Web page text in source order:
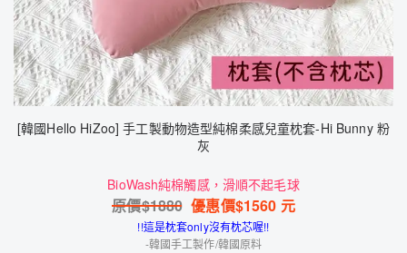
[韓國Hello HiZoo] 手工製動物造型純棉柔感兒童枕套-Hi Bunny 粉
灰
BioWash純棉觸感，滑順不起毛球
原價$1880 優惠價$1560 元
!!這是枕套only沒有枕芯喔!!
-韓國手工製作/韓國原料